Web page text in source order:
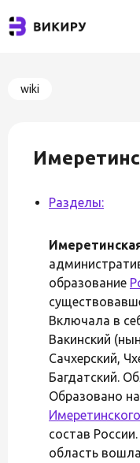
wiki
Разделы:
образование
Включала в
Вакинский
Сачхерский,
Багдатский.
Образовано
состав России.
область